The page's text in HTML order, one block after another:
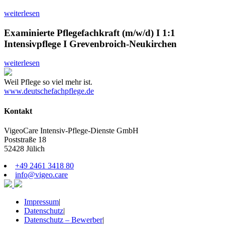
weiterlesen
Examinierte Pflegefachkraft (m/w/d) I 1:1
Intensivpflege I Grevenbroich-Neukirchen
weiterlesen
Weil Pflege so viel mehr ist.
www.deutschefachpflege.de
Kontakt
VigeoCare Intensiv-Pflege-Dienste GmbH
Poststraße 18
52428 Jülich
+49 2461 3418 80
info@vigeo.care
Impressum|
Datenschutz|
Datenschutz – Bewerber|